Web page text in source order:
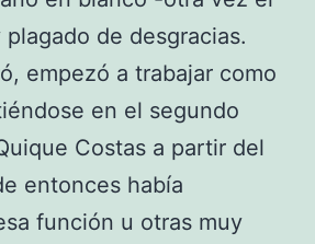
de desgracias.
empezó a trabajar como
en el segundo
Costas a partir del
entonces había
función u otras muy